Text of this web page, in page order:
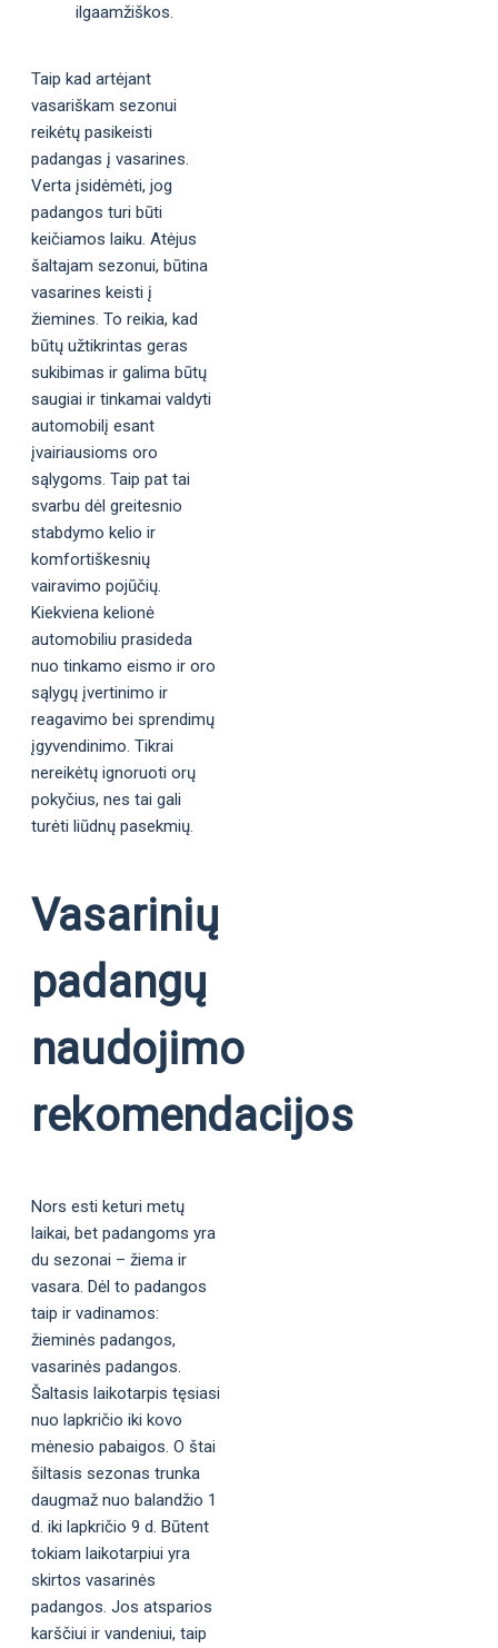
ilgaamžiškos.
Taip kad artėjant
vasariškam sezonui
reikėtų pasikeisti
padangas į vasarines.
Verta įsidėmėti, jog
padangos turi būti
keičiamos laiku. Atėjus
šaltajam sezonui, būtina
vasarines keisti į
žiemines. To reikia, kad
būtų užtikrintas geras
sukibimas ir galima būtų
saugiai ir tinkamai valdyti
automobilį esant
įvairiausioms oro
sąlygoms. Taip pat tai
svarbu dėl greitesnio
stabdymo kelio ir
komfortiškesnių
vairavimo pojūčių.
Kiekviena kelionė
automobiliu prasideda
nuo tinkamo eismo ir oro
sąlygų įvertinimo ir
reagavimo bei sprendimų
įgyvendinimo. Tikrai
nereikėtų ignoruoti orų
pokyčius, nes tai gali
turėti liūdnų pasekmių.
Vasarinių
padangų
naudojimo
rekomendacijos
Nors esti keturi metų
laikai, bet padangoms yra
du sezonai – žiema ir
vasara. Dėl to padangos
taip ir vadinamos:
žieminės padangos,
vasarinės padangos.
Šaltasis laikotarpis tęsiasi
nuo lapkričio iki kovo
mėnesio pabaigos. O štai
šiltasis sezonas trunka
daugmaž nuo balandžio 1
d. iki lapkričio 9 d. Būtent
tokiam laikotarpiui yra
skirtos vasarinės
padangos. Jos atsparios
karščiui ir vandeniui, taip